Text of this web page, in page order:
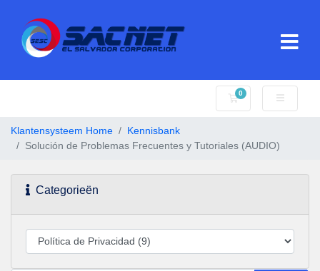
0
Winkelwagen
Klantensysteem Home
Kennisbank
Solución de Problemas Frecuentes y Tutoriales (AUDIO)
Categorieën